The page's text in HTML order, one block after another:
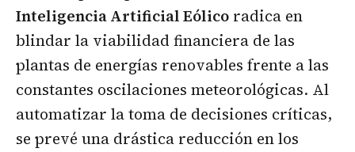
Inteligencia Artificial Eólico radica en
blindar la viabilidad financiera de las
plantas de energías renovables frente a las
constantes oscilaciones meteorológicas. Al
automatizar la toma de decisiones críticas,
se prevé una drástica reducción en los